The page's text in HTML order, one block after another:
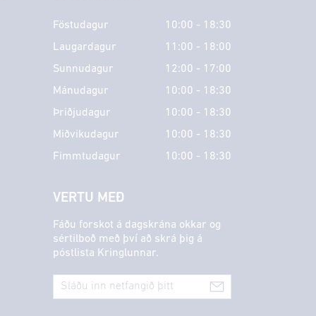
Föstudagur
10:00 - 18:30
Laugardagur
11:00 - 18:00
Sunnudagur
12:00 - 17:00
Mánudagur
10:00 - 18:30
Þriðjudagur
10:00 - 18:30
Miðvikudagur
10:00 - 18:30
Fimmtudagur
10:00 - 18:30
VERTU MEÐ
Fáðu forskot á dagskrána okkar og
sértilboð með því að skrá þig á
póstlista Kringlunnar.